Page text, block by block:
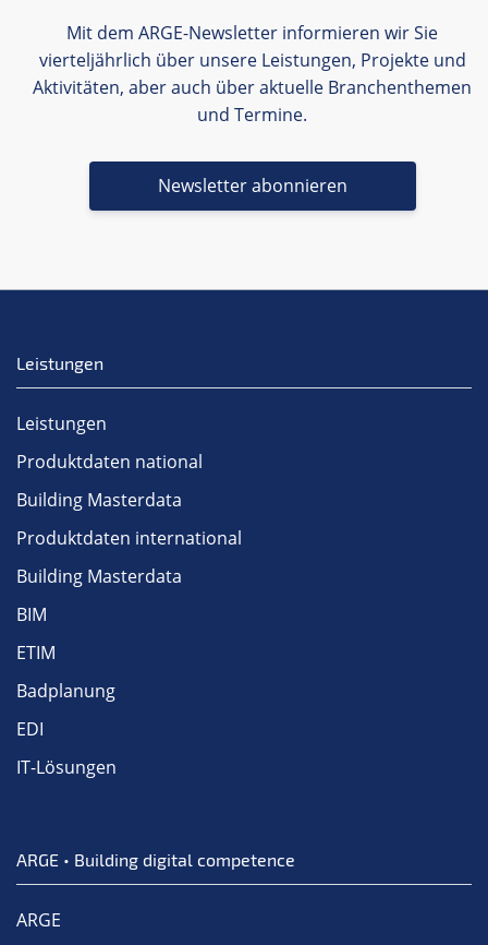
Mit dem ARGE-Newsletter informieren wir Sie
vierteljährlich über unsere Leistungen, Projekte und
Aktivitäten, aber auch über aktuelle Branchenthemen
und Termine.
Newsletter abonnieren
Leistungen
Leistungen
Produktdaten national
Building Masterdata
Produktdaten international
Building Masterdata
BIM
ETIM
Badplanung
EDI
IT-Lösungen
ARGE • Building digital competence
ARGE